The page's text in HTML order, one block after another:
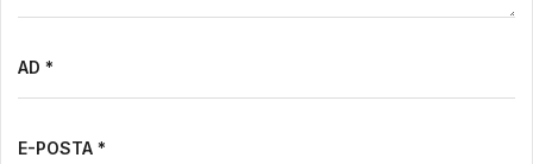
AD *
E-POSTA *